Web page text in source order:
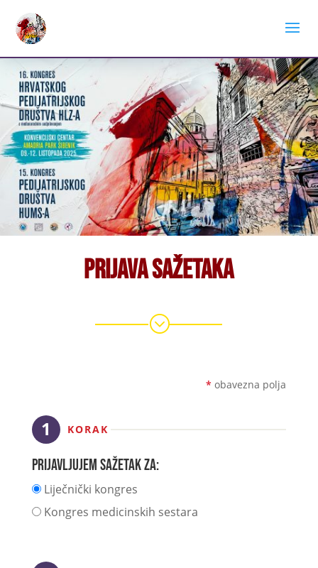
Prijava sažetaka
;
* obavezna polja
KORAK
Prijavljujem sažetak za:
Liječnički kongres
Kongres medicinskih sestara